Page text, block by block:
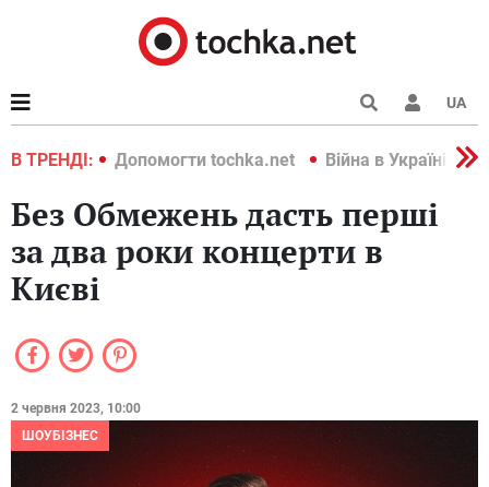
UA
В ТРЕНДІ:
2022 Допомогти tochka.net Війна в Україні 2022
Без Обмежень дасть перші
за два роки концерти в
Києві
2 червня 2023, 10:00
ШОУБІЗНЕС